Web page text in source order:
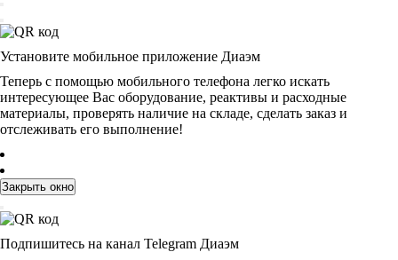
Установите мобильное приложение Диаэм
Теперь с помощью мобильного телефона легко искать
интересующее Вас оборудование, реактивы и расходные
материалы, проверять наличие на складе, сделать заказ и
отслеживать его выполнение!
Закрыть окно
Подпишитесь на канал Telegram Диаэм